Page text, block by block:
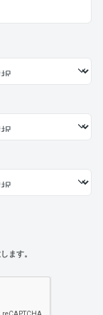
ます。